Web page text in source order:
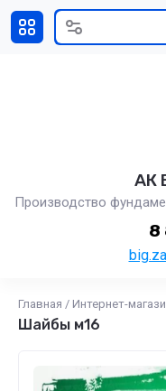
АК
Производство
8
Главная / Интернет-
Шайбы м16